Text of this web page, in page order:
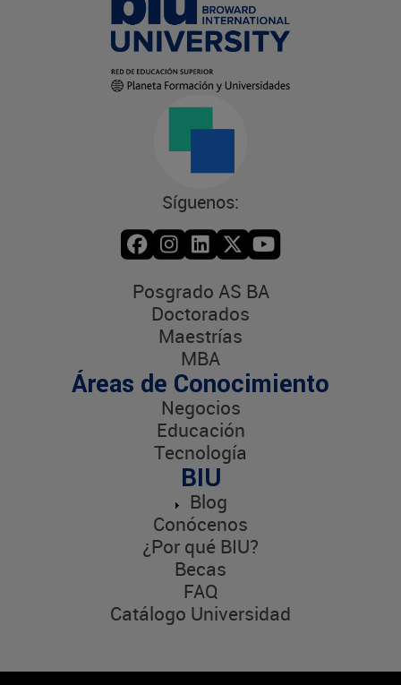
Síguenos:
Posgrado AS BA
Doctorados
Maestrías
MBA
Áreas de Conocimiento
Negocios
Educación
Tecnología
BIU
Blog
Conócenos
¿Por qué BIU?
Becas
FAQ
Catálogo Universidad